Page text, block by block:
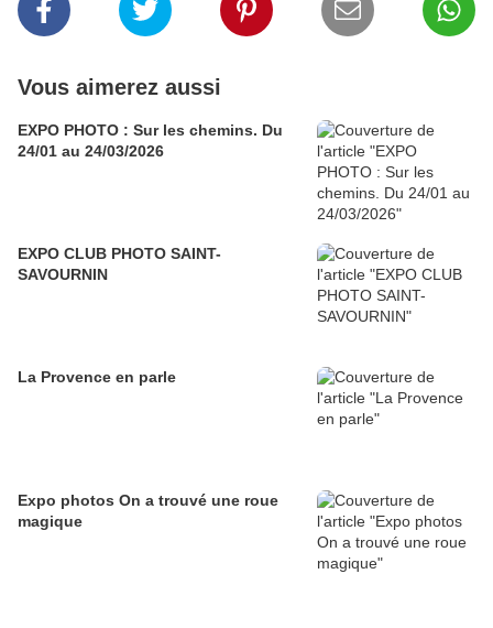
Vous aimerez aussi
EXPO PHOTO : Sur les chemins. Du
24/01 au 24/03/2026
EXPO CLUB PHOTO SAINT-
SAVOURNIN
La Provence en parle
Expo photos On a trouvé une roue
magique